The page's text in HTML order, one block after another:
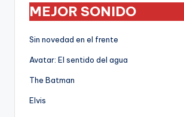
MEJOR SONIDO
Sin novedad en el frente
Avatar: El sentido del agua
The Batman
Elvis